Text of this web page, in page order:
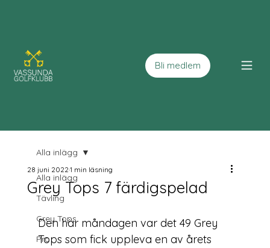
Bli medlem
Alla inlägg
Tävling
Grey Tops
Pro
Alla inlägg
Grey Tops 7 färdigspelad
28 juni 20221 min läsning
Den här måndagen var det 49 Grey
Tops som fick uppleva en av årets